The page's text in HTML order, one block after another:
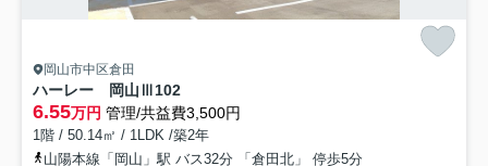
岡山市中区倉田
ハーレー 岡山Ⅲ102
6.55万円 管理/共益費3,500円
1階 / 50.14㎡ / 1LDK /築2年
山陽本線「岡山」駅 バス32分 「倉田北」 停歩5分